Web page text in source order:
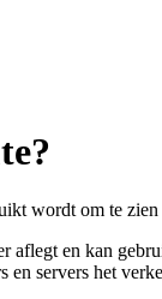
wordt om te
aflegt en kan
servers het